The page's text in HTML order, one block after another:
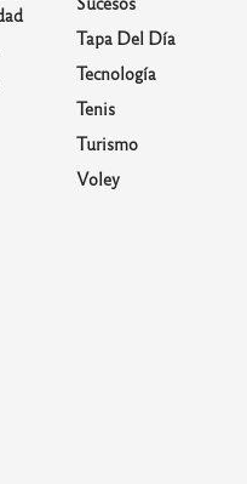
Tapa Del Día
Tecnología
Tenis
Turismo
Voley